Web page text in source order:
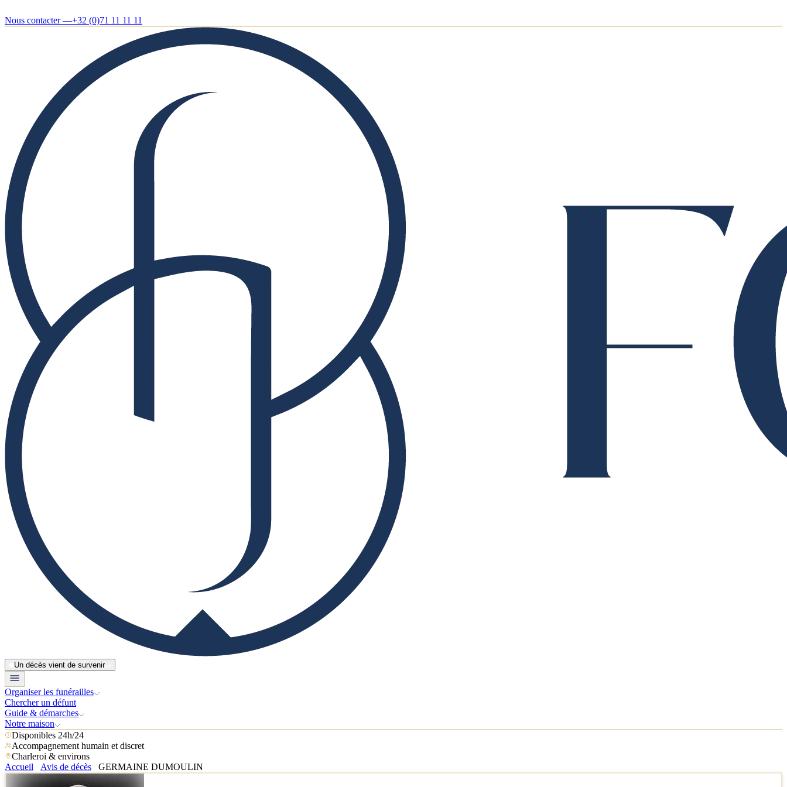
Nous contacter —+32 (0)71 11 11 11
Un décès vient de survenir
Organiser les funérailles
Chercher un défunt
Guide & démarches
Notre maison
Disponibles 24h/24
Accompagnement humain et discret
Charleroi & environs
Accueil
Avis de décès GERMAINE DUMOULIN